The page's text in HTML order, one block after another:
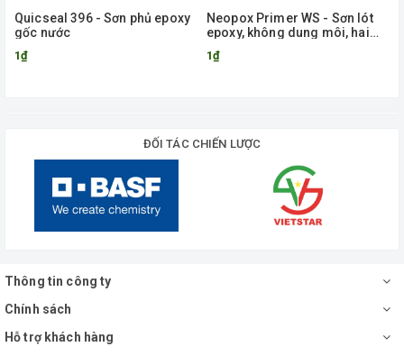
Quicseal 396 - Sơn phủ epoxy
gốc nước
1₫
Neopox Primer WS - Sơn lót
epoxy, không dung môi, hai
ẩm
1₫
ĐỐI TÁC CHIẾN LƯỢC
Thông tin công ty
Chính sách
Hỗ trợ khách hàng